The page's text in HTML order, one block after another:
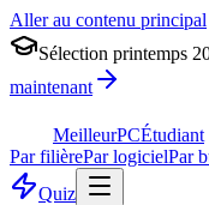
Aller au contenu principal
Sélection printemps
maintenant
MeilleurPCÉtudiant
Par filièrePar logicielPar
Quiz